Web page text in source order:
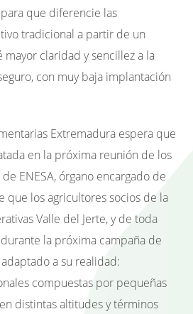
que diferencie las
tradicional a partir de un
claridad y sencillez a la
con muy baja implantación
Extremadura espera que
en la próxima reunión de los
ENESA, órgano encargado de
que los agricultores socios de la
Valle del Jerte, y de toda
la próxima campaña de
a su realidad:
compuestas por pequeñas
distintas altitudes y términos